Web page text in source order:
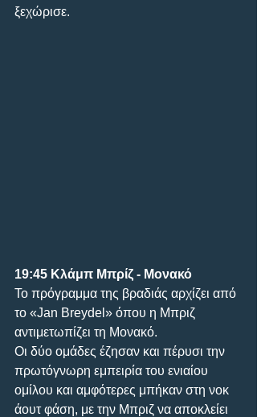
ξεχώρισε.
19:45 Κλάμπ Μπρίζ - Μονακό
Το πρόγραμμα της βραδιάς αρχίζει από
το «Jan Breydel» όπου η Μπριζ
αντιμετωπίζει τη Μονακό.
Οι δύο ομάδες έζησαν και πέρυσι την
πρωτόγνωρη εμπειρία του ενιαίου
ομίλου και αμφότερες μπήκαν στη νοκ
άουτ φάση, με την Μπριζ να αποκλείει